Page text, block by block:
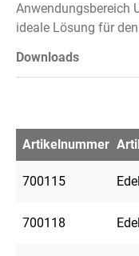
Anwendungsbereich
ideale Lösung für
Downloads
Artikelnummer
700115
700118